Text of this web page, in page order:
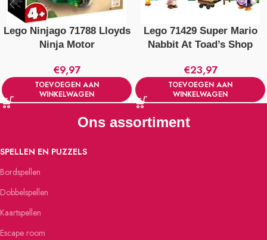
Lego Ninjago 71788 Lloyds
Ninja Motor
€9,97
TOEVOEGEN AAN
WINKELWAGEN
Lego 71429 Super Mario
Nabbit At Toad’s Shop
€23,97
TOEVOEGEN AAN
WINKELWAGEN
Ons assortiment
SPELLEN EN PUZZELS
Bordspellen
Dobbelspellen
Kaartspellen
Escape room